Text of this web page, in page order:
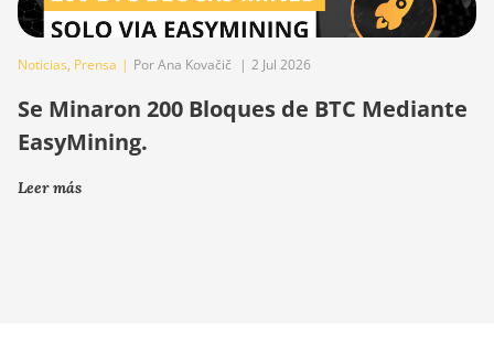
Noticias, Prensa | Por Ana Kovačič | 2 Jul 2026
Se Minaron 200 Bloques de BTC Mediante
EasyMining.
Leer más